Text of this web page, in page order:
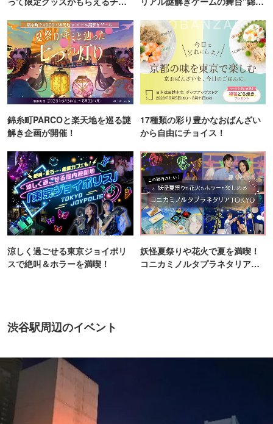
錦糸町PARCOと楽天地を巡る謎
解き企画が開催！
17種類の彩り豊かなおばんざい
から自由にチョイス！
涼しく過ごせる東京ジョイポリ
スで絶叫＆ホラーを満喫！
妖怪夏祭りや花火で夏を満喫！
コニカミノルタプラネタリア
渋谷駅周辺のイベント